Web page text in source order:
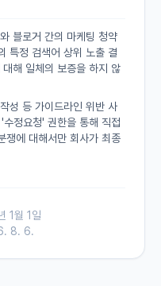
블로거 간의 마케팅 청약
특정 검색어 상위 노출 결
해 일체의 보증을 하지 않
성 등 가이드라인 위반 사
정요청' 권한을 통해 직접
쟁에 대해서만 회사가 최종
1월 1일
8. 6.